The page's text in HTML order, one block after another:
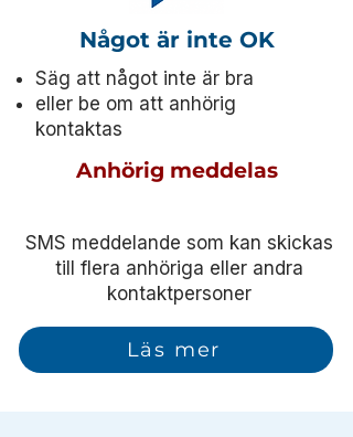
Något är inte OK
Säg att något inte är bra
eller be om att anhörig
kontaktas
Anhörig meddelas
SMS meddelande som kan skickas
till flera anhöriga eller andra
kontaktpersoner
Läs mer